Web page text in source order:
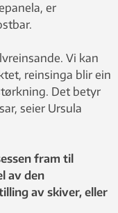
er
Vi kan
reinsinga blir ein
Det betyr
seier Ursula
fram til
av den
av skiver, eller